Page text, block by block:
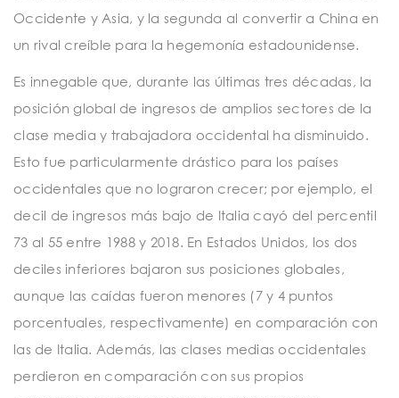
Occidente y Asia, y la segunda al convertir a China en
un rival creíble para la hegemonía estadounidense.
Es innegable que, durante las últimas tres décadas, la
posición global de ingresos de amplios sectores de la
clase media y trabajadora occidental ha disminuido.
Esto fue particularmente drástico para los países
occidentales que no lograron crecer; por ejemplo, el
decil de ingresos más bajo de Italia cayó del percentil
73 al 55 entre 1988 y 2018. En Estados Unidos, los dos
deciles inferiores bajaron sus posiciones globales,
aunque las caídas fueron menores (7 y 4 puntos
porcentuales, respectivamente) en comparación con
las de Italia. Además, las clases medias occidentales
perdieron en comparación con sus propios